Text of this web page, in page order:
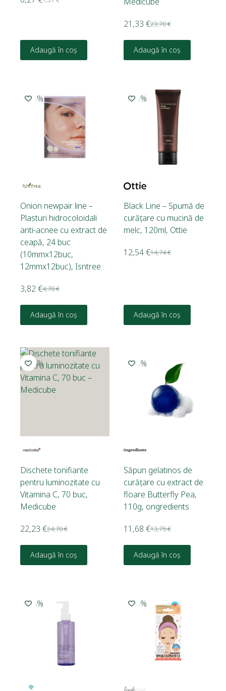
Adaugă în coș
23,70€
21,33 €
Adaugă în coș
-20%
Onion newpair line –
Plasturi hidrocoloidali
anti-acnee cu extract de
ceapă, 24 buc
(10mmx12buc,
12mmx12buc), Isntree
4,78€
3,82€
Adaugă în coș
-15%
Black Line – Spumă de
curățare cu mucină de
melc, 120ml, Ottie
14,74€
12,54€
Adaugă în coș
-10%
Dischete tonifiante
pentru luminozitate cu
Vitamina C, 70 buc,
Medicube
24,70€
22,23 €
Adaugă în coș
-15%
Săpun gelatinos de
curățare cu extract de
floare Butterfly Pea,
110g, ongredients
13,75€
11,68 €
Adaugă în coș
-15% -20%